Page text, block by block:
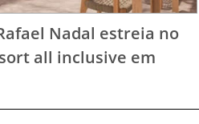
Nadal estreia no
all inclusive em